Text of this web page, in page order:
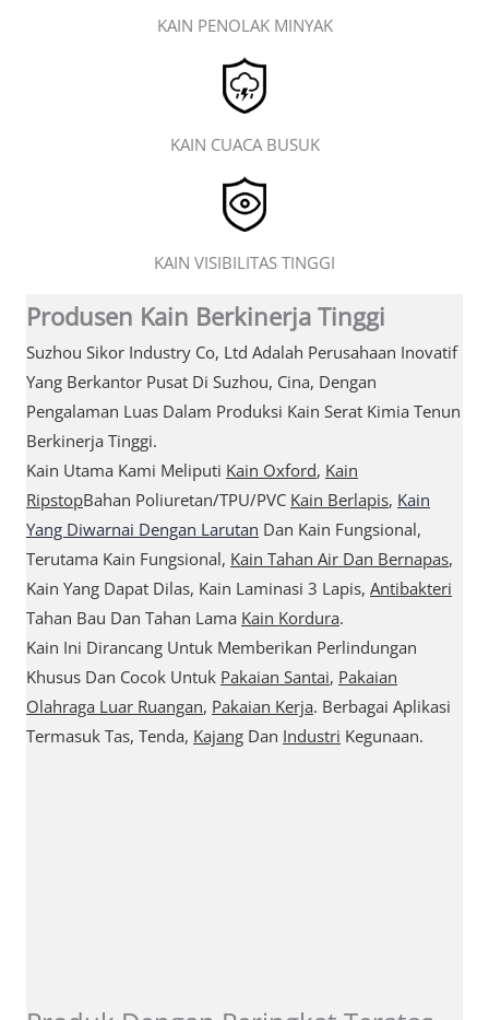
KAIN PENOLAK MINYAK
KAIN CUACA BUSUK
KAIN VISIBILITAS TINGGI
Produsen Kain Berkinerja Tinggi
Suzhou Sikor Industry Co, Ltd Adalah Perusahaan Inovatif
Yang Berkantor Pusat Di Suzhou, Cina, Dengan
Pengalaman Luas Dalam Produksi Kain Serat Kimia Tenun
Berkinerja Tinggi.
Kain Utama Kami Meliputi Kain Oxford, Kain
RipstopBahan Poliuretan/TPU/PVC Kain Berlapis, Kain
Yang Diwarnai Dengan Larutan Dan Kain Fungsional,
Terutama Kain Fungsional, Kain Tahan Air Dan Bernapas,
Kain Yang Dapat Dilas, Kain Laminasi 3 Lapis, Antibakteri
Tahan Bau Dan Tahan Lama Kain Kordura.
Kain Ini Dirancang Untuk Memberikan Perlindungan
Khusus Dan Cocok Untuk Pakaian Santai, Pakaian
Olahraga Luar Ruangan, Pakaian Kerja. Berbagai Aplikasi
Termasuk Tas, Tenda, Kajang Dan Industri Kegunaan.